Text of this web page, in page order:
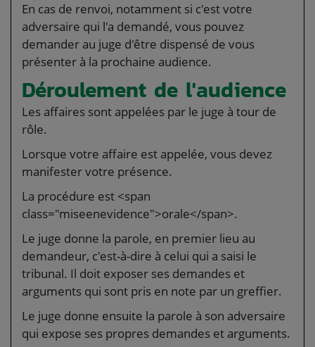
En cas de renvoi, notamment si c'est votre
adversaire qui l'a demandé, vous pouvez
demander au juge d'être dispensé de vous
présenter à la prochaine audience.
Déroulement de l'audience
Les affaires sont appelées par le juge à tour de
rôle.
Lorsque votre affaire est appelée, vous devez
manifester votre présence.
La procédure est <span
class="miseenevidence">orale</span>.
Le juge donne la parole, en premier lieu au
demandeur, c'est-à-dire à celui qui a saisi le
tribunal. Il doit exposer ses demandes et
arguments qui sont pris en note par un greffier.
Le juge donne ensuite la parole à son adversaire
qui expose ses propres demandes et arguments.